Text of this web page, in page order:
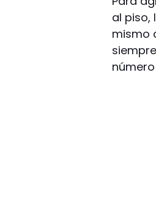
al piso,
mismo
número